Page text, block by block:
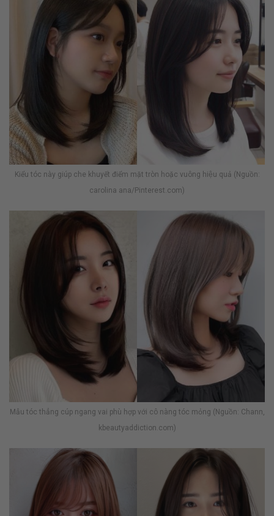
Kiểu tóc này giúp che khuyết điểm mặt tròn hoặc vuông hiệu quả (Nguồn:
carolina ana/Pinterest.com)
Mẫu tóc thẳng cúp ngang vai phù hợp với cô nàng tóc mỏng (Nguồn: Chann,
kbeautyaddiction.com)